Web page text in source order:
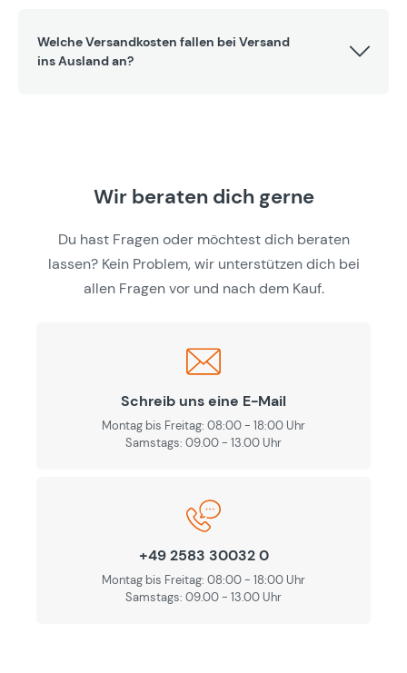
Welche Versandkosten fallen bei Versand
ins Ausland an?
Wir beraten dich gerne
Du hast Fragen oder möchtest dich beraten
lassen? Kein Problem, wir unterstützen dich bei
allen Fragen vor und nach dem Kauf.
Schreib uns eine E-Mail
Montag bis Freitag: 08:00 - 18:00 Uhr
Samstags: 09.00 - 13.00 Uhr
+49 2583 30032 0
Montag bis Freitag: 08:00 - 18:00 Uhr
Samstags: 09.00 - 13.00 Uhr